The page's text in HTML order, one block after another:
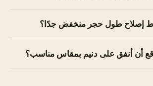
إصلاح طول حجر منخفض جدًا؟
أن أنفق على دنيم بمقاس مناسب؟